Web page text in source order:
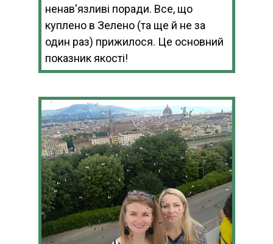
ненав'язливі поради. Все, що
куплено в Зелено (та ще й не за
один раз) прижилося. Це основний
показник якості!